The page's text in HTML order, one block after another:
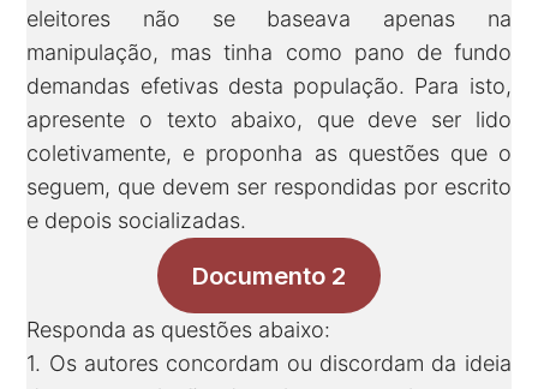
eleitores não se baseava apenas na
manipulação, mas tinha como pano de fundo
demandas efetivas desta população. Para isto,
apresente o texto abaixo, que deve ser lido
coletivamente, e proponha as questões que o
seguem, que devem ser respondidas por escrito
e depois socializadas.
Documento 2
Responda as questões abaixo:
1. Os autores concordam ou discordam da ideia